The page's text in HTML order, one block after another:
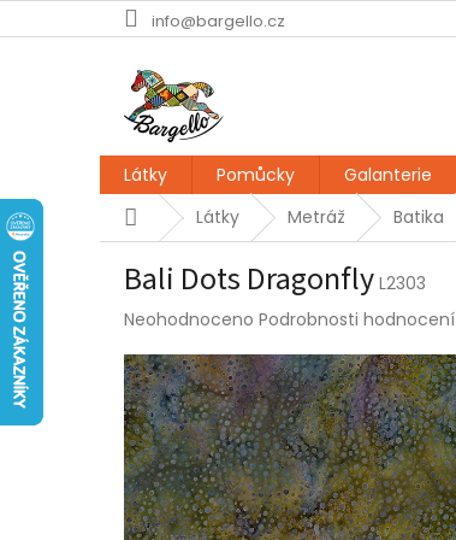
na
info@bargello.cz
Látky Pomůcky Galanterie
DomůLátky Metráž Batika
Bali Dots Dragonfly L2303
Průměrné
produktu
je
0,0
z
5
hvězdiček.
Neohodnoceno Podrobnosti hodnocení